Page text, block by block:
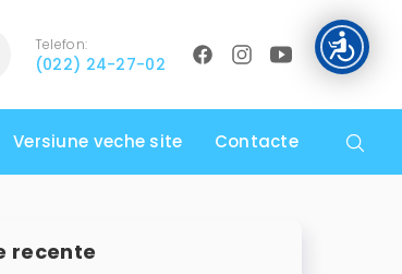
Telefon:
(022) 24-27-02
Versiune veche site Contacte
recente